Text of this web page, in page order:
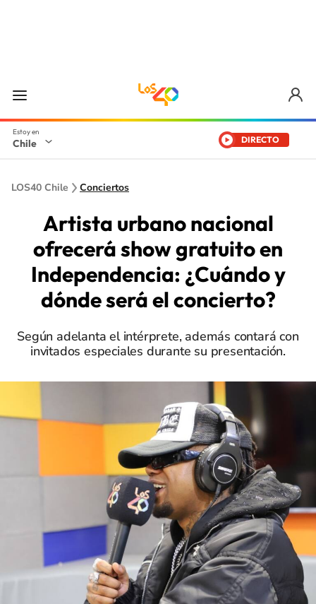
Chile DIRECTO
LOS40 Chile Conciertos
Artista urbano nacional
ofrecerá show gratuito en
Independencia: ¿Cuándo y
dónde será el concierto?
Según adelanta el intérprete, además contará con
invitados especiales durante su presentación.